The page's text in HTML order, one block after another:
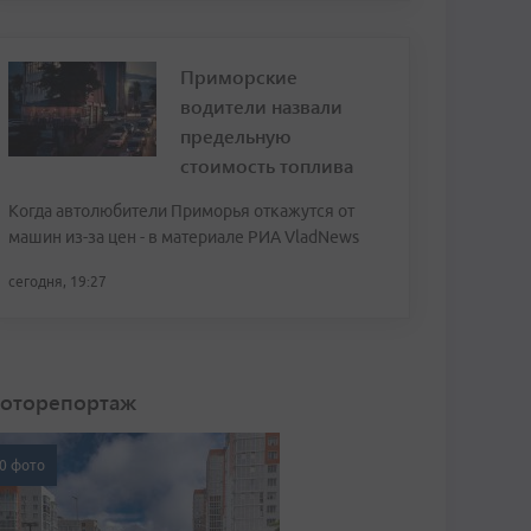
Приморские
водители назвали
предельную
стоимость топлива
Когда автолюбители Приморья откажутся от
машин из-за цен - в материале РИА VladNews
сегодня, 19:27
фото